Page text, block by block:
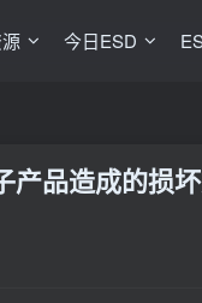
今日ESD
产品造成的损